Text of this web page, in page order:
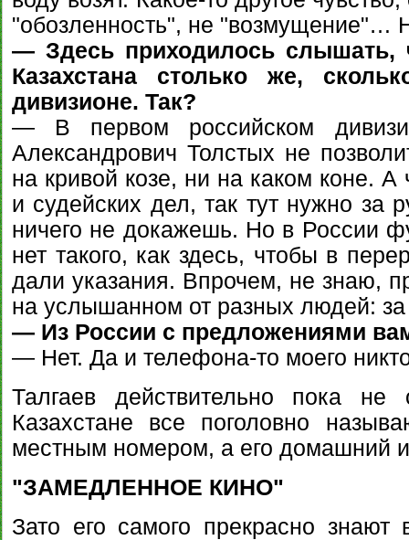
"обозленность", не "возмущение"…
— Здесь приходилось слышать,
Казахстана столько же,
дивизионе. Так?
— В первом российском
Александрович Толстых не
на кривой козе, ни на каком коне. А
и судейских дел, так тут нужно за
ничего не докажешь. Но в России
нет такого, как здесь, чтобы в
дали указания. Впрочем, не знаю,
на услышанном от разных людей: за
— Из России с предложениями
— Нет. Да и телефона-то моего
Талгаев действительно пока не
Казахстане все поголовно
местным номером, а его домашний
"ЗАМЕДЛЕННОЕ КИНО"
Зато его самого прекрасно